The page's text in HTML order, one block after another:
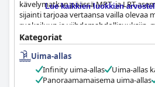
kävelymatkan päässä MRT- ja LRT-
sijainti tarjoaa vertaansa vailla olevaa
ruokailuun ja viihdemahdollisuuksiin,
erinomaisen valinnan sekä loma- että
Vieraat arvostavat hotellin yleistä
korostetaan usein niiden siisteyden,
mukavuuden vuoksi. Vaikka joitain
Lue kaikkien luokkien
Kategoriat
Uima-allas
Infinity uima-allas
Uima-allas
Panoraamamaisema uima-allas